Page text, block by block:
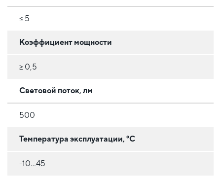
≤ 5
Коэффициент мощности
≥ 0,5
Световой поток, лм
500
Температура эксплуатации, °C
-10...45